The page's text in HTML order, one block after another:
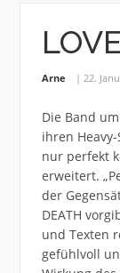
Arne 22.
Die Band
ihren
nur perfekt
erweitert.
der
DEATH
und Texten
gefühlvoll